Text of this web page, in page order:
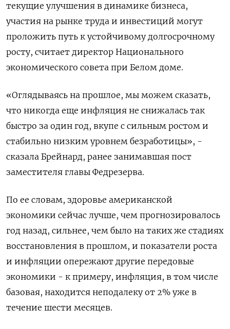
текущие улучшения в динамике бизнеса,
участия на рынке труда и инвестиций могут
проложить путь к устойчивому долгосрочному
росту, считает директор Национального
экономического совета при Белом доме.
«Оглядываясь на прошлое, мы можем сказать,
что никогда еще инфляция не снижалась так
быстро за один год, вкупе с сильным ростом и
стабильно низким уровнем безработицы», -
сказала Брейнард, ранее занимавшая пост
заместителя главы Федрезерва.
По ее словам, здоровье американской
экономики сейчас лучше, чем прогнозировалось
год назад, сильнее, чем было на таких же стадиях
восстановления в прошлом, и показатели роста
и инфляции опережают другие передовые
экономики - к примеру, инфляция, в том числе
базовая, находится неподалеку от 2% уже в
течение шести месяцев.